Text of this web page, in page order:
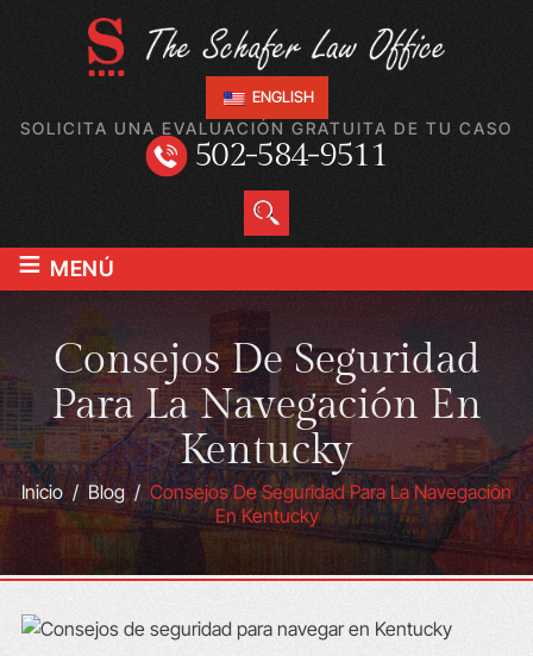
ENGLISH
SOLICITA UNA EVALUACIÓN GRATUITA DE TU CASO
502-584-9511
≡ MENÚ
Consejos De Seguridad
Para La Navegación En
Kentucky
Inicio/Blog/Consejos De Seguridad Para La Navegación
En Kentucky